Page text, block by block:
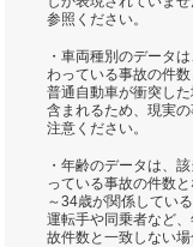
参照ください。
・車両種別のデータ
わっている事故の件
普通自動車が衝突し
含まれるため、現実
注意ください。
・年齢のデータは、
っている事故の件数
～34歳が関係してい
運転手や同乗者など
故件数と一致しない